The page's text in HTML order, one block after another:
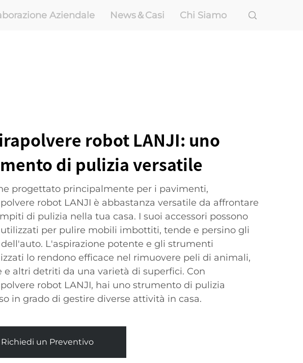
Aziendale News＆Casi Chi Siamo
robot LANJI: uno
di pulizia versatile
progettato principalmente per i pavimenti,
robot LANJI è abbastanza versatile da affrontare
di pulizia nella tua casa. I suoi accessori possono
utilizzati per pulire mobili imbottiti, tende e persino gli
L'aspirazione potente e gli strumenti
lo rendono efficace nel rimuovere peli di animali,
e altri detriti da una varietà di superfici. Con
robot LANJI, hai uno strumento di pulizia
in grado di gestire diverse attività in casa.
Richiedi un Preventivo